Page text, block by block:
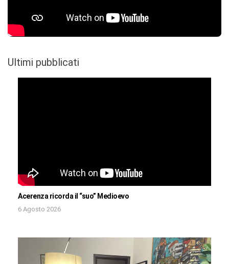
Ultimi pubblicati
Acerenza ricorda il “suo” Medioevo
6 Agosto 2026